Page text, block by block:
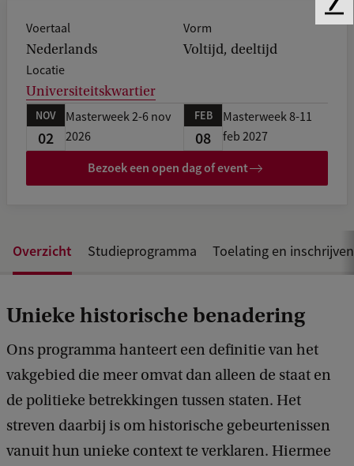
Voertaal
Nederlands
Vorm
Voltijd, deeltijd
Locatie
Universiteitskwartier
NOV
02
Masterweek 2-6 nov
2026
FEB
08
Masterweek 8-11
feb 2027
Bezoek een open dag of event
Overzicht Studieprogramma Toelating en inschrijven
Unieke historische benadering
Ons programma hanteert een definitie van het
vakgebied die meer omvat dan alleen de staat en
de politieke betrekkingen tussen staten. Het
streven daarbij is om historische gebeurtenissen
vanuit hun unieke context te verklaren. Hiermee
F